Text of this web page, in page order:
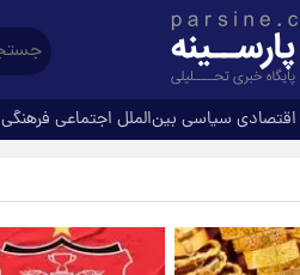
اقتصادی سیاسی بین‌الملل اجتماعی فرهنگی